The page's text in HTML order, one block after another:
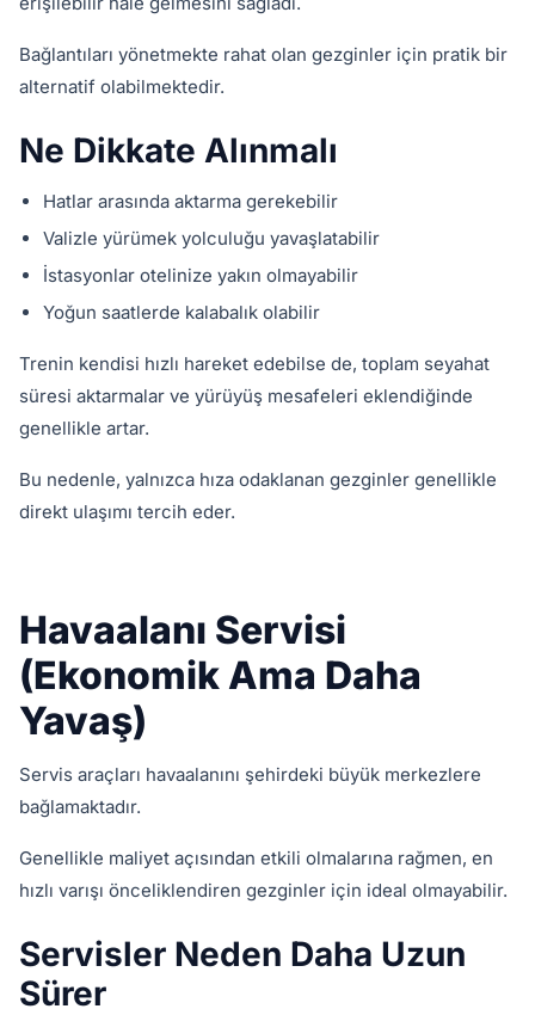
Bağlantıları yönetmekte rahat olan gezginler için pratik bir
alternatif olabilmektedir.
Ne Dikkate Alınmalı
Hatlar arasında aktarma gerekebilir
Valizle yürümek yolculuğu yavaşlatabilir
İstasyonlar otelinize yakın olmayabilir
Yoğun saatlerde kalabalık olabilir
Trenin kendisi hızlı hareket edebilse de, toplam seyahat
süresi aktarmalar ve yürüyüş mesafeleri eklendiğinde
genellikle artar.
Bu nedenle, yalnızca hıza odaklanan gezginler genellikle
direkt ulaşımı tercih eder.
Havaalanı Servisi
(Ekonomik Ama Daha
Yavaş)
Servis araçları havaalanını şehirdeki büyük merkezlere
bağlamaktadır.
Genellikle maliyet açısından etkili olmalarına rağmen, en
hızlı varışı önceliklendiren gezginler için ideal olmayabilir.
Servisler Neden Daha Uzun
Sürer